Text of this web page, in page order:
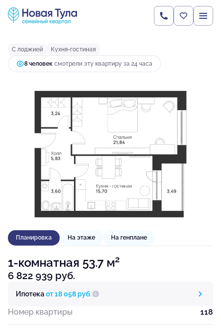
1-комнатная53.7 м 6 822 939 руб.
Ипотекаот 18 058 руб.
С лоджией Кухня-гостиная
8 человек смотрели эту квартиру за 24 часа
Планировка На этаже На генплане
1-комнатная 53.7 м2
6 822 939 руб.
Ипотекаот 18 058 руб.
Номер квартиры 118